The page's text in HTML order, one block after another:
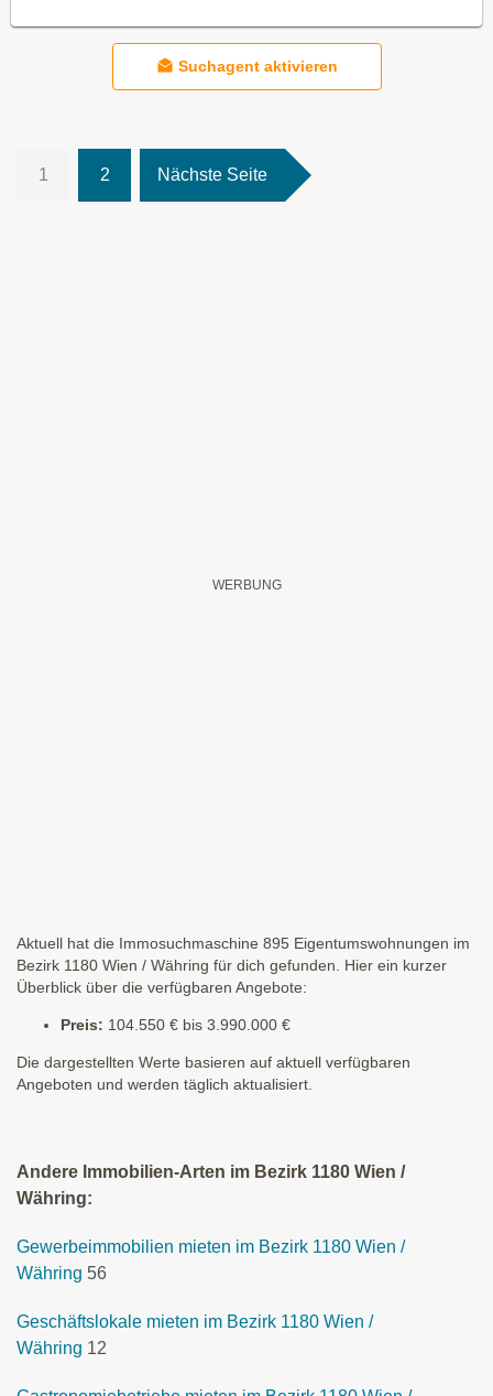
Suchagent aktivieren
1 2 Nächste Seite
Aktuell hat die Immosuchmaschine 895 Eigentumswohnungen im
Bezirk 1180 Wien / Währing für dich gefunden. Hier ein kurzer
Überblick über die verfügbaren Angebote:
Preis: 104.550 € bis 3.990.000 €
Die dargestellten Werte basieren auf aktuell verfügbaren
Angeboten und werden täglich aktualisiert.
Andere Immobilien-Arten im Bezirk 1180 Wien /
Währing:
Gewerbeimmobilien mieten im Bezirk 1180 Wien /
Währing 56
Geschäftslokale mieten im Bezirk 1180 Wien /
Währing 12